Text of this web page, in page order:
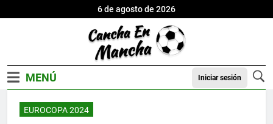
6 de agosto de 2026
Iniciar sesión
EUROCOPA 2024